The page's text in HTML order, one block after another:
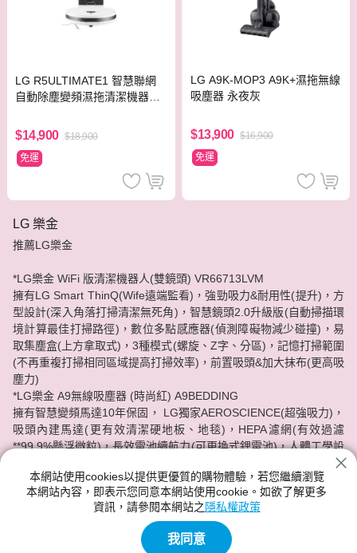
LG R5ULTIMATE1 智慧聯網
自動除塵變頻濕拖清潔機器人
$14,900 $18,900
免運
LG A9K-MOP3 A9K+濕拖無線
吸塵器 永夜灰
$13,900 $16,900
免運
LG 樂金
推薦LG樂金
*LG樂金 WiFi 版清潔機器人(雙鏡頭) VR66713LVM
擁有LG Smart ThinQ(Wife遠端監看)，強勁吸力&耐用性(提升)，方
型設計(深入角落打掃清潔無死角)，智慧鏡頭2.0升級版(自動掃描環
境計算最佳打掃路徑)，數位多點感應器(偵測障礙物減少碰撞)，易
取集塵盒(上方拿取式)，3種模式(螺旋、Z字、分區)，記憶打掃範圍
(不再重複打掃相同區域提高打掃效率)，前置吸頭&加大抹布(更高吸
塵力)
*LG樂金 A9無線吸塵器 (時尚紅) A9BEDDING
擁有智慧變頻馬達10年保固， LG獨家AEROSCIENCE(超強吸力)，
吸頭內建馬達(更有效清潔硬地板、地毯)，HEPA濾網(有效過濾
**99.9%懸浮微粒)，長效電池續航力(可更換式鋰電池)，人體工學設
各類型吸塵器、掃地機器人任你挑選，分期零利率!神腦給你最實惠
的價格，最安心的服務品質。
本網站使用cookies以提供更優質的購物體驗，若您繼續瀏覽
本網站內容，即表示您同意本網站使用cookie。如欲了解更多
資訊，請參閱本網站之 隱私權政策
我同意